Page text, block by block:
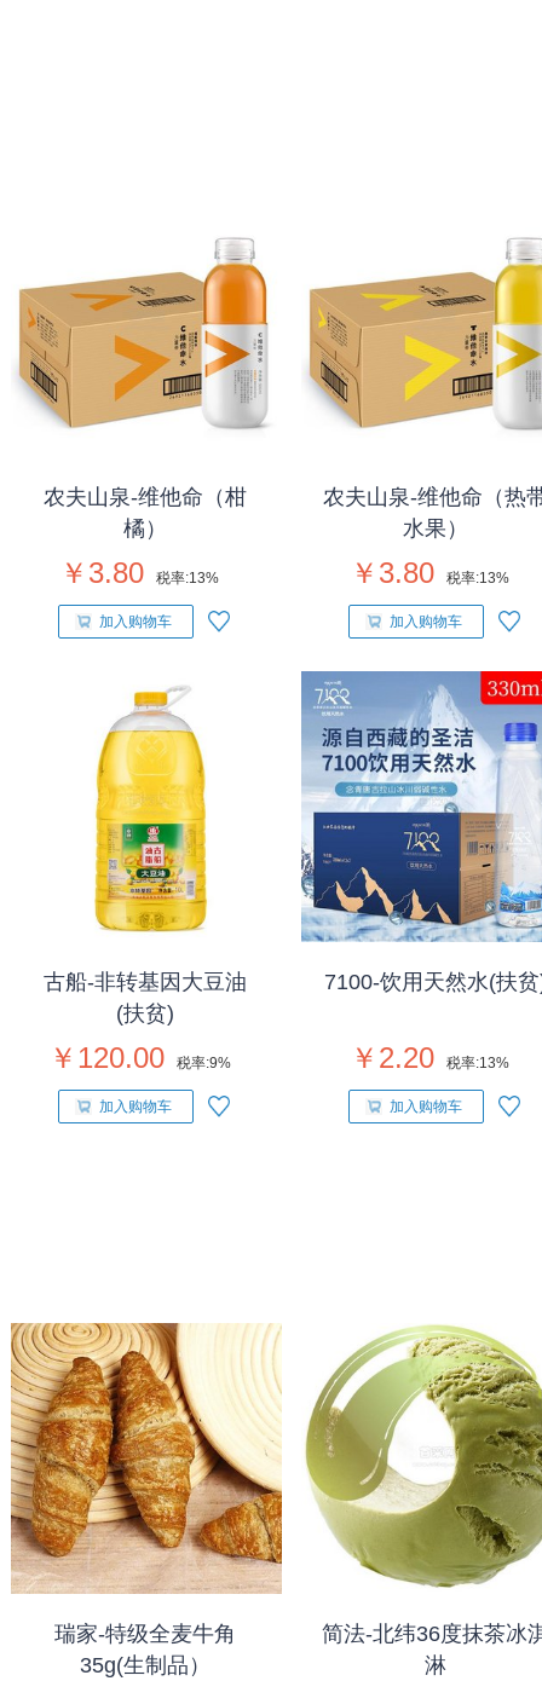
农夫山泉-维他命（柑
橘）
￥3.80 税率:13%
加入购物车
农夫山泉-维他命（热
水果）
￥3.80 税率:13%
加入购物车
古船-非转基因大豆油
(扶贫)
￥120.00 税率:9%
加入购物车
7100-饮用天然水(扶
￥2.20 税率:13%
加入购物车
瑞家-特级全麦牛角
35g(生制品）
简法-北纬36度抹茶冰
淋